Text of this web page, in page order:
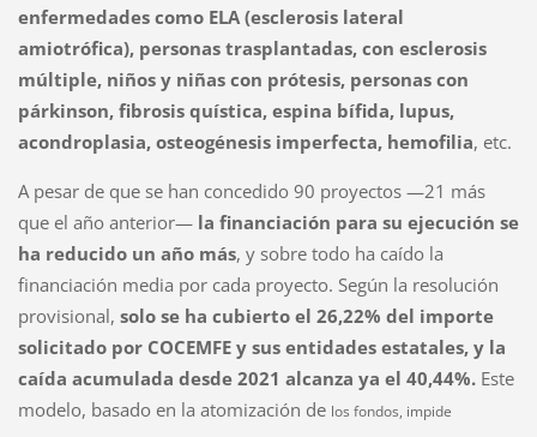
enfermedades como ELA (esclerosis lateral
amiotrófica), personas trasplantadas, con esclerosis
múltiple, niños y niñas con prótesis, personas con
párkinson, fibrosis quística, espina bífida, lupus,
acondroplasia, osteogénesis imperfecta, hemofilia, etc.
A pesar de que se han concedido 90 proyectos —21 más
que el año anterior— la financiación para su ejecución se
ha reducido un año más, y sobre todo ha caído la
financiación media por cada proyecto. Según la resolución
provisional, solo se ha cubierto el 26,22% del importe
solicitado por COCEMFE y sus entidades estatales, y la
caída acumulada desde 2021 alcanza ya el 40,44%.Este
modelo, basado en la atomización de los fondos, impide